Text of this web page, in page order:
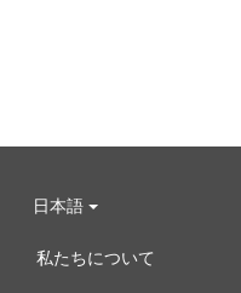
日本語
私たちについて